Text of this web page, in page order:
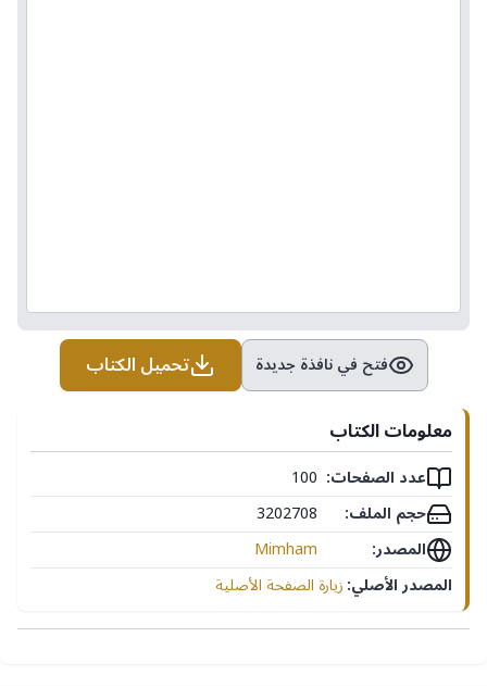
فتح في نافذة جديدة
تحميل الكتاب
معلومات الكتاب
عدد الصفحات: 100
حجم الملف:
3202708
المصدر:
Mimham
المصدر الأصلي:زيارة الصفحة الأصلية